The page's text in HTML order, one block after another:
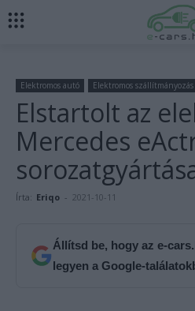
Elektromos autó Elektromos szállítmányozás
Elstartolt az
Mercedes
Írta: Eriqo - 2021-10-11
Állítsd be, hogy az e-
legyen a Google-